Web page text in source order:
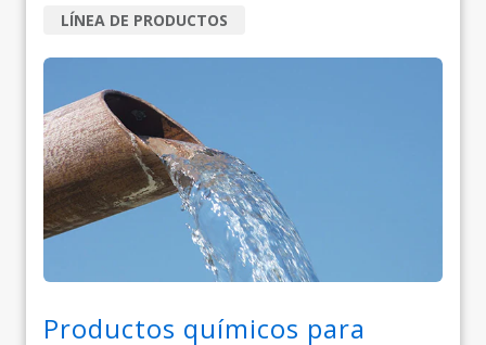
Productos químicos para
LÍNEA DE PRODUCTOS